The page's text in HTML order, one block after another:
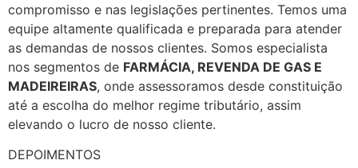
compromisso e nas legislações pertinentes. Temos uma
equipe altamente qualificada e preparada para atender
as demandas de nossos clientes. Somos especialista
nos segmentos de FARMÁCIA, REVENDA DE GAS E
MADEIREIRAS, onde assessoramos desde constituição
até a escolha do melhor regime tributário, assim
elevando o lucro de nosso cliente.
DEPOIMENTOS